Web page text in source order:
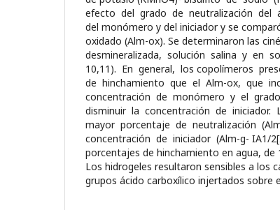
efecto del grado de neutralización del
del monómero y del iniciador y se
oxidado (Alm-ox). Se determinaron las
desmineralizada, solución salina y en
10,11). En general, los copolímeros
de hinchamiento que el Alm-ox, que
concentración de monómero y el
disminuir la concentración de iniciador.
mayor porcentaje de neutralización
concentración de iniciador (Alm-g- IA1/
porcentajes de hinchamiento en agua, de
Los hidrogeles resultaron sensibles a los
grupos ácido carboxílico injertados sobre